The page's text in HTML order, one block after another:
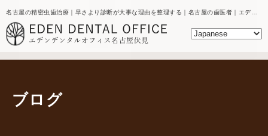
名古屋の精密虫歯治療｜早さより診断が大事な理由を整理する｜名古屋の歯医者｜エデンデンタルオフィスのブログ
ブログ